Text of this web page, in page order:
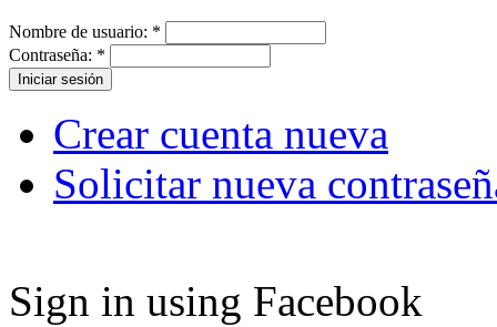
Nombre de usuario: *
Contraseña: *
Crear cuenta nueva
Solicitar nueva
Sign in using Facebook